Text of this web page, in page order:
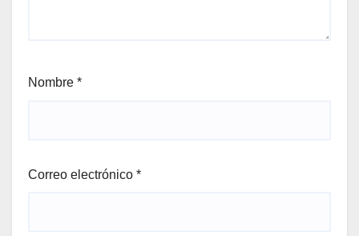
Nombre *
Correo electrónico *